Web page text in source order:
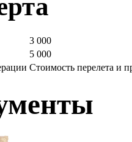
3 000
5 000
Стоимость перелета и